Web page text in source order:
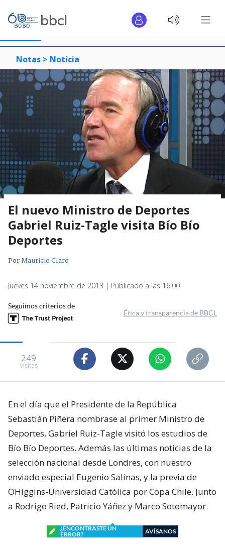
Notas > Noticia
El nuevo Ministro de Deportes
Gabriel Ruiz-Tagle visita Bío Bío
Deportes
PorMauricio Claro
Jueves 14 noviembre de 2013 | Publicado a las 16:00
Seguimos criterios de
Ética y transparencia de BBCL
249
visitas
En el día que el Presidente de la República
Sebastián Piñera nombrase al primer Ministro de
Deportes, Gabriel Ruiz-Tagle visitó los estudios de
Bío Bío Deportes. Además las últimas noticias de la
selección nacional desde Londres, con nuestro
enviado especial Eugenio Salinas, y la previa de
OHiggins-Universidad Católica por Copa Chile. Junto
a Rodrigo Ried, Patricio Yáñez y Marco Sotomayor.
¿ENCONTRASTE UN
ERROR?
AVÍSANOS